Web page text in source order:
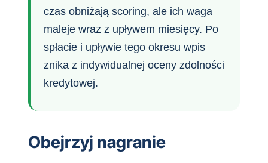
czas obniżają scoring, ale ich waga
maleje wraz z upływem miesięcy. Po
spłacie i upływie tego okresu wpis
znika z indywidualnej oceny zdolności
kredytowej.
Obejrzyj nagranie